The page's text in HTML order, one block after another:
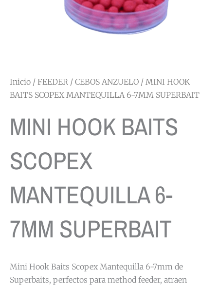
Inicio / FEEDER / CEBOS ANZUELO / MINI HOOK
BAITS SCOPEX MANTEQUILLA 6-7MM SUPERBAIT
MINI HOOK BAITS
SCOPEX
MANTEQUILLA 6-
7MM SUPERBAIT
Mini Hook Baits Scopex Mantequilla 6-7mm de
Superbaits, perfectos para method feeder, atraen